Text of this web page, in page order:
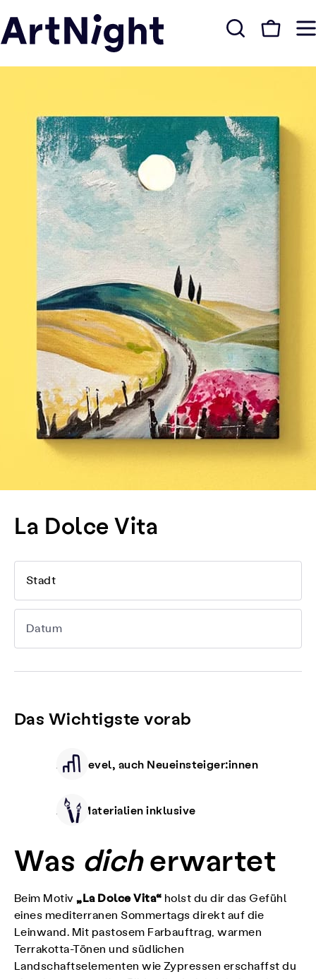
La Dolce Vita
Stadt
Datum
Das Wichtigste vorab
Alle Level, auch Neueinsteiger:innen
Alle Materialien inklusive
Was dicherwartet
Beim Motiv„La Dolce Vita“ holst du dir das Gefühl
eines mediterranen Sommertags direkt auf die
Leinwand. Mit pastosem Farbauftrag, warmen
Terrakotta-Tönen und südlichen
Landschaftselementen wie Zypressen erschaffst du